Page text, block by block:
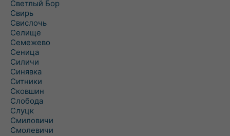
Светлый Бор
Свирь
Свислочь
Селище
Семежево
Сеница
Силичи
Синявка
Ситники
Сковшин
Слобода
Слуцк
Смиловичи
Смолевичи